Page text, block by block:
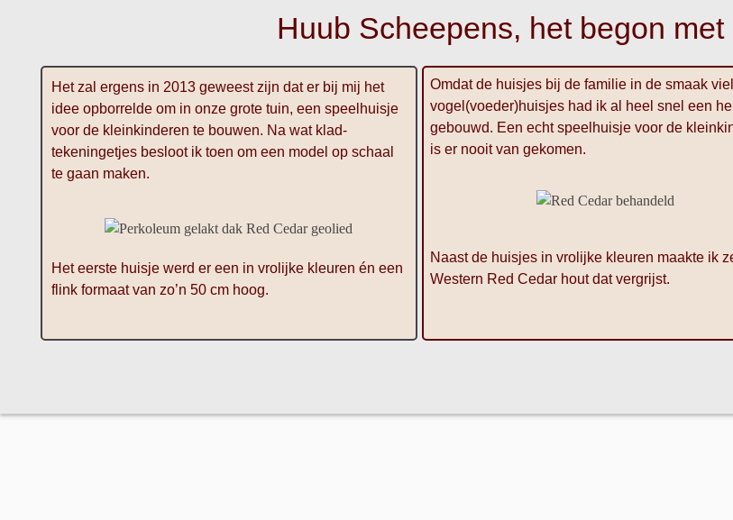
Huub Scheepens, het begon
Het zal ergens in 2013 geweest zijn dat er bij mij het
idee opborrelde om in onze grote tuin, een speelhuisje
voor de kleinkinderen te bouwen. Na wat klad-
tekeningetjes besloot ik toen om een model op schaal
te gaan maken.
Het eerste huisje werd er een in vrolijke kleuren én een
flink formaat van zo’n 50 cm hoog.
Omdat de huisjes bij de familie in de smaak
vogel(voeder)huisjes had ik al heel snel een
gebouwd. Een echt speelhuisje voor de
is er nooit van gekomen.
Naast de huisjes in vrolijke kleuren maakte ik
Western Red Cedar hout dat vergrijst.